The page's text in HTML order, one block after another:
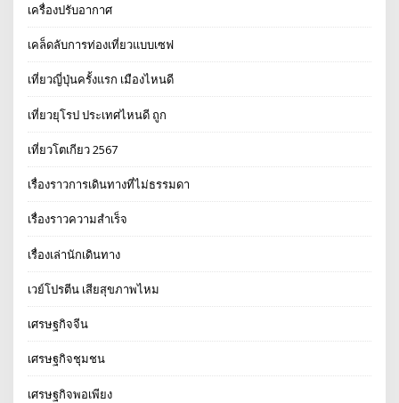
เครื่องปรับอากาศ
เคล็ดลับการท่องเที่ยวแบบเซฟ
เที่ยวญี่ปุ่นครั้งแรก เมืองไหนดี
เที่ยวยุโรป ประเทศไหนดี ถูก
เที่ยวโตเกียว 2567
เรื่องราวการเดินทางที่ไม่ธรรมดา
เรื่องราวความสำเร็จ
เรื่องเล่านักเดินทาง
เวย์โปรตีน เสียสุขภาพไหม
เศรษฐกิจจีน
เศรษฐกิจชุมชน
เศรษฐกิจพอเพียง